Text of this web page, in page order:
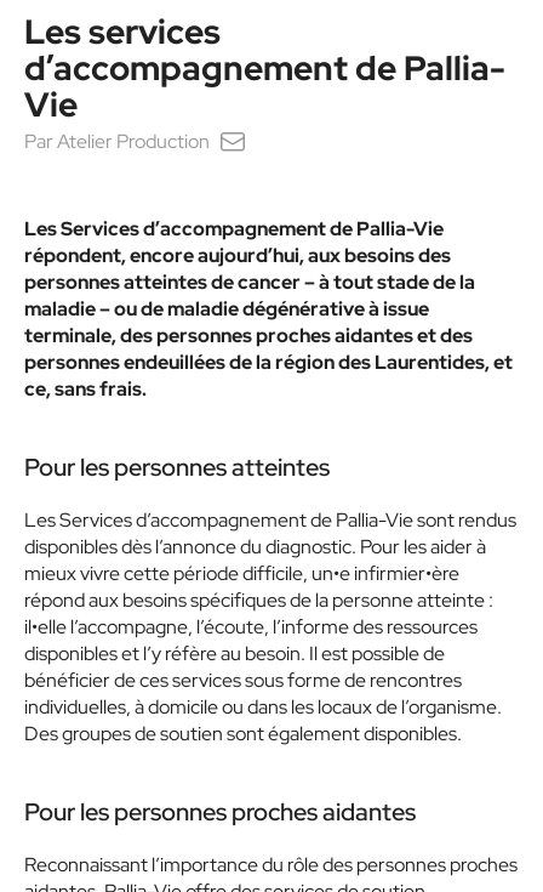
Les services
d’accompagnement de Pallia-
Vie
ParAtelier Production
Les Services d’accompagnement de Pallia-Vie
répondent, encore aujourd’hui, aux besoins des
personnes atteintes de cancer – à tout stade de la
maladie – ou de maladie dégénérative à issue
terminale, des personnes proches aidantes et des
personnes endeuillées de la région des Laurentides, et
ce, sans frais.
Pour les personnes atteintes
Les Services d’accompagnement de Pallia-Vie sont rendus
disponibles dès l’annonce du diagnostic. Pour les aider à
mieux vivre cette période difficile, un•e infirmier•ère
répond aux besoins spécifiques de la personne atteinte :
il•elle l’accompagne, l’écoute, l’informe des ressources
disponibles et l’y réfère au besoin. Il est possible de
bénéficier de ces services sous forme de rencontres
individuelles, à domicile ou dans les locaux de l’organisme.
Des groupes de soutien sont également disponibles.
Pour les personnes proches aidantes
Reconnaissant l’importance du rôle des personnes proches